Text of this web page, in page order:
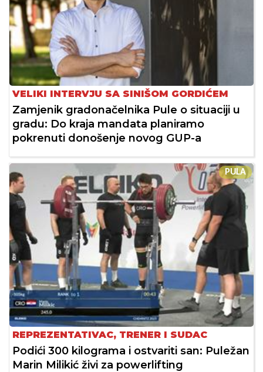
VELIKI INTERVJU SA SINIŠOM GORDIĆEM
Zamjenik gradonačelnika Pule o situaciji u
gradu: Do kraja mandata planiramo
pokrenuti donošenje novog GUP-a
PULA
REPREZENTATIVAC, TRENER I SUDAC
Podići 300 kilograma i ostvariti san: Puležan
Marin Milikić živi za powerlifting